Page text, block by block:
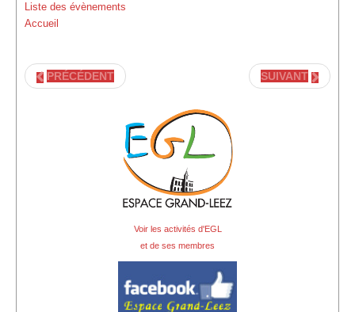
Liste des évènements
Accueil
PRÉCÉDENT SUIVANT
Voir les activités d'EGL
et de ses membres